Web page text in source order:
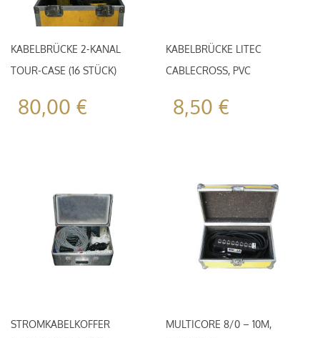
KABELBRÜCKE 2-KANAL
TOUR-CASE (16 STÜCK)
80,00 €
KABELBRÜCKE LITEC
CABLECROSS, PVC
8,50 €
STROMKABELKOFFER
MULTICORE 8/0 – 10M,